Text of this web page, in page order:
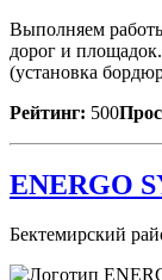
Выполняем
дорог и
(установка
Рейтинг: 500
ENERGO
Бектемирский